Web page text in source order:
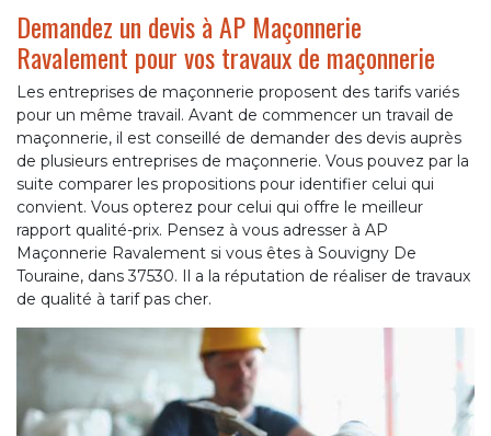
Demandez un devis à AP Maçonnerie
Ravalement pour vos travaux de maçonnerie
Les entreprises de maçonnerie proposent des tarifs variés
pour un même travail. Avant de commencer un travail de
maçonnerie, il est conseillé de demander des devis auprès
de plusieurs entreprises de maçonnerie. Vous pouvez par la
suite comparer les propositions pour identifier celui qui
convient. Vous opterez pour celui qui offre le meilleur
rapport qualité-prix. Pensez à vous adresser à AP
Maçonnerie Ravalement si vous êtes à Souvigny De
Touraine, dans 37530. Il a la réputation de réaliser de travaux
de qualité à tarif pas cher.